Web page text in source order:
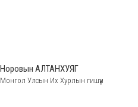
Норовын АЛТАНХУЯГ
Монгол Улсын Их Хурлын гишүүн